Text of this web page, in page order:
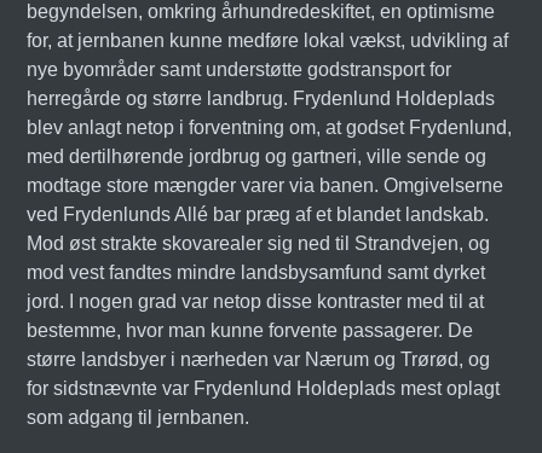
begyndelsen, omkring århundredeskiftet, en optimisme
for, at jernbanen kunne medføre lokal vækst, udvikling af
nye byområder samt understøtte godstransport for
herregårde og større landbrug. Frydenlund Holdeplads
blev anlagt netop i forventning om, at godset Frydenlund,
med dertilhørende jordbrug og gartneri, ville sende og
modtage store mængder varer via banen. Omgivelserne
ved Frydenlunds Allé bar præg af et blandet landskab.
Mod øst strakte skovarealer sig ned til Strandvejen, og
mod vest fandtes mindre landsbysamfund samt dyrket
jord. I nogen grad var netop disse kontraster med til at
bestemme, hvor man kunne forvente passagerer. De
større landsbyer i nærheden var Nærum og Trørød, og
for sidstnævnte var Frydenlund Holdeplads mest oplagt
som adgang til jernbanen.